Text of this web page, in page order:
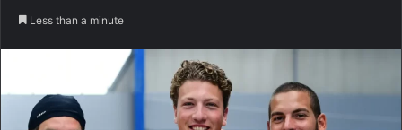
Less than a minute